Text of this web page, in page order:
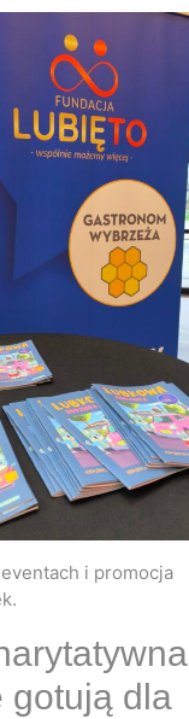
i promocja
gotują dla